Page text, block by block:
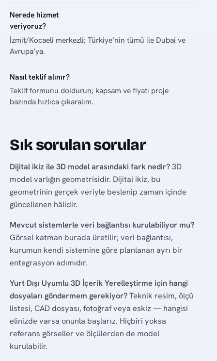
Nerede hizmet
veriyoruz?
İzmit/Kocaeli merkezli; Türkiye’nin tümü ile Dubai ve
Avrupa’ya.
Nasıl teklif alınır?
Teklif formunu doldurun; kapsam ve fiyatı proje
bazında hızlıca çıkaralım.
Sık sorulan sorular
Dijital ikiz ile 3D model arasındaki fark nedir?3D
model varlığın geometrisidir. Dijital ikiz, bu
geometrinin gerçek veriyle beslenip zaman içinde
güncellenen hâlidir.
Mevcut sistemlerle veri bağlantısı kurulabiliyor mu?
Görsel katman burada üretilir; veri bağlantısı,
kurumun kendi sistemine göre planlanan ayrı bir
entegrasyon adımıdır.
Yurt Dışı Uyumlu 3D İçerik Yerelleştirme için hangi
dosyaları göndermem gerekiyor?Teknik resim, ölçü
listesi, CAD dosyası, fotoğraf veya eskiz — hangisi
elinizde varsa onunla başlarız. Hiçbiri yoksa
referans görseller ve ölçülerden de model
kurulabilir.